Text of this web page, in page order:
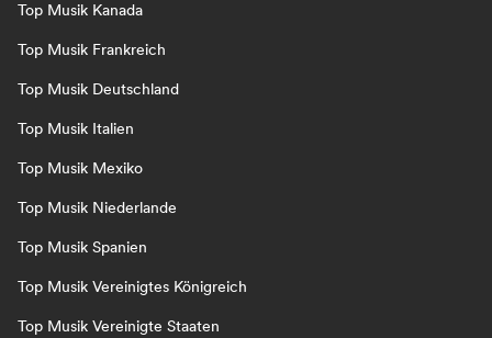
Top Musik Kanada
Top Musik Frankreich
Top Musik Deutschland
Top Musik Italien
Top Musik Mexiko
Top Musik Niederlande
Top Musik Spanien
Top Musik Vereinigtes Königreich
Top Musik Vereinigte Staaten